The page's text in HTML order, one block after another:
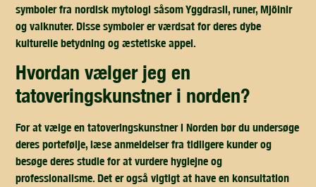
symboler fra nordisk mytologi såsom Yggdrasil, runer, Mjölnir
og valknuter. Disse symboler er værdsat for deres dybe
kulturelle betydning og æstetiske appel.
hvordan vælger jeg en
tatoveringskunstner i norden?
For at vælge en tatoveringskunstner i Norden bør du undersøge
deres portefølje, læse anmeldelser fra tidligere kunder og
besøge deres studie for at vurdere hygiejne og
professionalisme. Det er også vigtigt at have en konsultation